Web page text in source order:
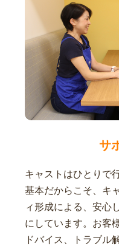
サ
キャストはひとりで
基本だからこそ、キ
ィ形成による、安心
にしています。お客
ドバイス、トラブル